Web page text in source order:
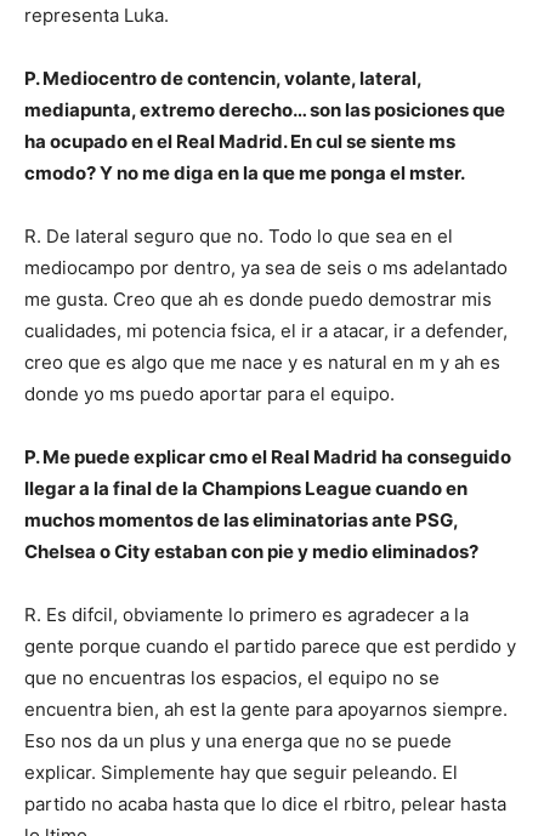
representa Luka.
P. Mediocentro de contencin, volante, lateral,
mediapunta, extremo derecho… son las posiciones que
ha ocupado en el Real Madrid. En cul se siente ms
cmodo? Y no me diga en la que me ponga el mster.
R. De lateral seguro que no. Todo lo que sea en el
mediocampo por dentro, ya sea de seis o ms adelantado
me gusta. Creo que ah es donde puedo demostrar mis
cualidades, mi potencia fsica, el ir a atacar, ir a defender,
creo que es algo que me nace y es natural en m y ah es
donde yo ms puedo aportar para el equipo.
P. Me puede explicar cmo el Real Madrid ha conseguido
llegar a la final de la Champions League cuando en
muchos momentos de las eliminatorias ante PSG,
Chelsea o City estaban con pie y medio eliminados?
R. Es difcil, obviamente lo primero es agradecer a la
gente porque cuando el partido parece que est perdido y
que no encuentras los espacios, el equipo no se
encuentra bien, ah est la gente para apoyarnos siempre.
Eso nos da un plus y una energa que no se puede
explicar. Simplemente hay que seguir peleando. El
partido no acaba hasta que lo dice el rbitro, pelear hasta